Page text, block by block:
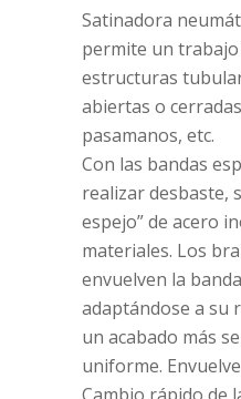
Satinadora
permite un
estructuras
abiertas o
pasamanos, etc.
Con las bandas
realizar desbaste,
espejo” de acero
materiales. Los
envuelven la
adaptándose a su
un acabado más
uniforme.